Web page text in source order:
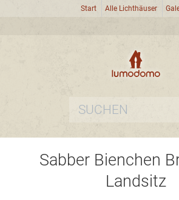
Start Alle Lichthäuser
Sabber Bienchen
Landsitz